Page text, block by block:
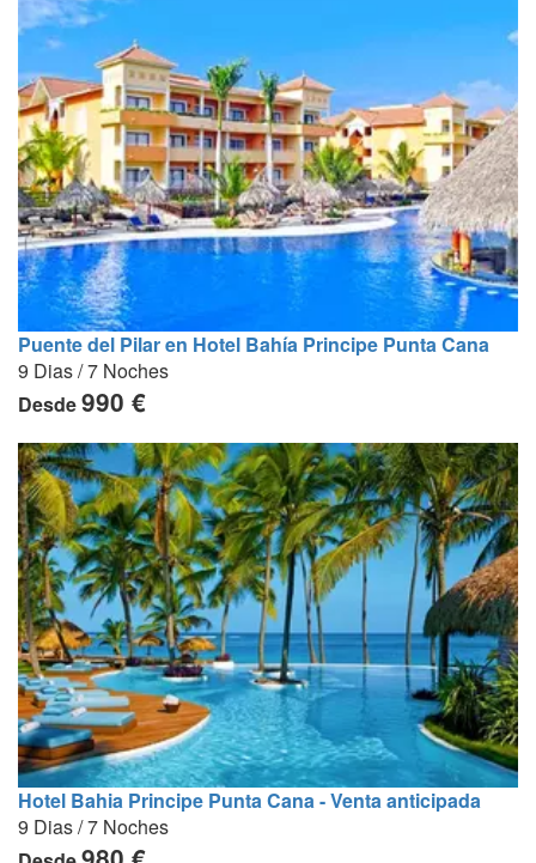
Puente del Pilar en Hotel Bahía Principe Punta Cana
9 Dias / 7 Noches
Desde990 €
Hotel Bahia Principe Punta Cana - Venta anticipada
9 Dias / 7 Noches